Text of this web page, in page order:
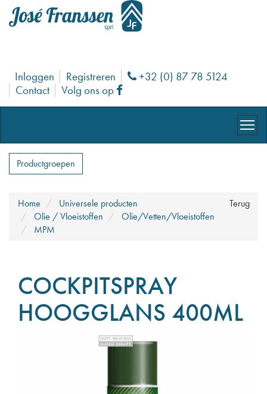
Inloggen Registreren Phone
+32 (0) 87 78 5124
Contact
Volg ons op Facebook
Productgroepen
Terug
Home
Universele producten
Olie / Vloeistoffen
Olie/Vetten/Vloeistoffen
MPM
COCKPITSPRAY
HOOGGLANS 400ML